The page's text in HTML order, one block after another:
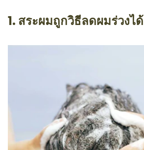
1. สระผมถูกวิธีลดผมร่วงได้